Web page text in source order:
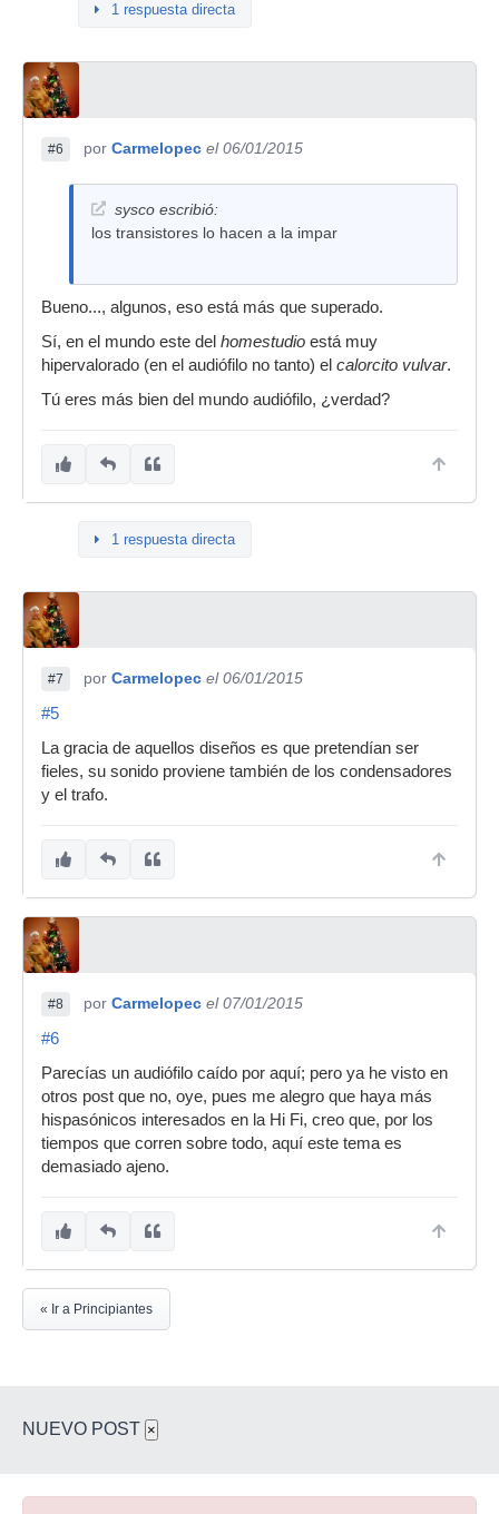
1 respuesta directa
#6 por Carmelopec el 06/01/2015
sysco escribió:
los transistores lo hacen a la impar
Bueno..., algunos, eso está más que superado.
Sí, en el mundo este del homestudio está muy
hipervalorado (en el audiófilo no tanto) el calorcito vulvar.
Tú eres más bien del mundo audiófilo, ¿verdad?
1 respuesta directa
#7 por Carmelopec el 06/01/2015
#5
La gracia de aquellos diseños es que pretendían ser
fieles, su sonido proviene también de los condensadores
y el trafo.
#8 por Carmelopec el 07/01/2015
#6
Parecías un audiófilo caído por aquí; pero ya he visto en
otros post que no, oye, pues me alegro que haya más
hispasónicos interesados en la Hi Fi, creo que, por los
tiempos que corren sobre todo, aquí este tema es
demasiado ajeno.
« Ir a Principiantes
NUEVO POST ×